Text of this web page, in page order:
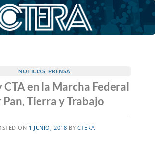
NOTICIAS PRENSA
CTA en la Marcha Federal
Pan, Tierra y Trabajo
ON 1 JUNIO, 2018 BY CTERA